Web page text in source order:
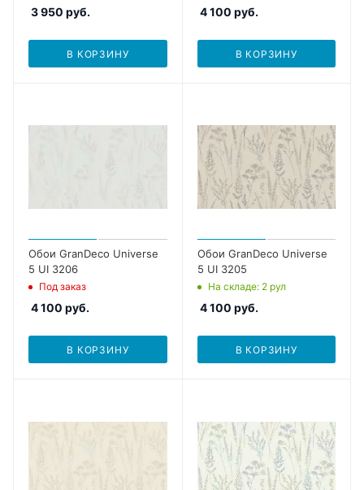
3 950 руб.
В КОРЗИНУ
4 100 руб.
В КОРЗИНУ
Обои GranDeco Universe
5 UI 3206
Под заказ
4 100 руб.
В КОРЗИНУ
Обои GranDeco Universe
5 UI 3205
На складе: 2 рул
4 100 руб.
В КОРЗИНУ